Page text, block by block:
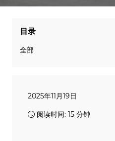
行业应用
发现
目录
全部
2025年11月19日
阅读时间: 15 分钟